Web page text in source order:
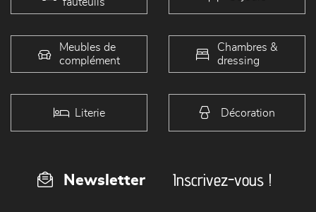
Meubles de
complément
Chambres &
dressing
Literie Décoration
Newsletter Inscrivez-vous !